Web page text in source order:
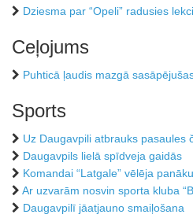
Dziesma par “Opeli” radusies
Ceļojums
Puhticā ļaudis mazgā
Sports
Uz Daugavpili atbrauks pasaules
Daugavpils lielā spīdveja gaidās
Komandai “Latgale” vēlēja
Ar uzvarām nosvin sporta kluba
Daugavpilī jāatjauno smaiļošana